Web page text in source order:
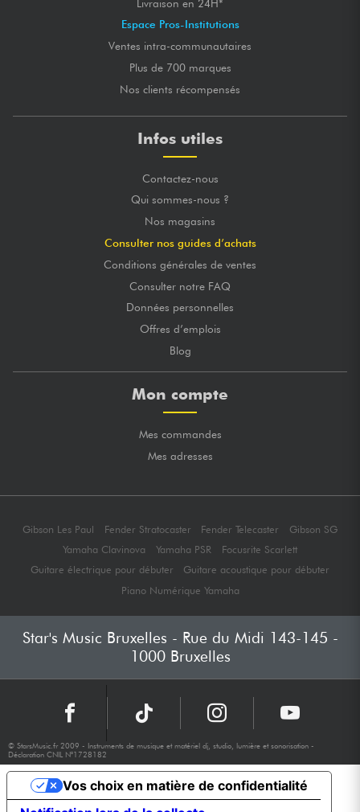
Livraison en 24H*
Espace Pros-Institutions
Ventes intra-communautaires
Plus de 700 marques
Nos clients récompensés
Infos utiles
Contactez-nous
Qui sommes-nous ?
Nos magasins
Consulter nos guides d’achats
Conditions générales de ventes
Consulter notre FAQ
Données personnelles
Offres d’emplois
Blog
Mon compte
Mes commandes
Mes adresses
Gibson Les Paul Fender Stratocaster Fender Telecaster
Gibson SG
Yamaha Clavinova
Yamaha PSR
Focusrite Scarlett
Guitare électrique pour débuter
Guitare acoustique pour débuter
Piano Numérique Yamaha
Star's Music Bruxelles - Rue du Midi 143-145 -
1000 Bruxelles
© StarsMusic.fr 2009 - Instruments de musique et matériel dj, studio, lumière et sonorisation -
Déclaration CNIL N°1728182
Vos choix en matière de confidentialité